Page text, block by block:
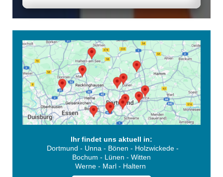
Ihr findet uns aktuell in:
Dortmund - Unna - Bönen - Holzwickede -
Bochum - Lünen - Witten
Werne - Marl - Haltern